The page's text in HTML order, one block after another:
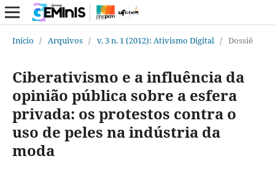
Início / Arquivos / v. 3 n. 1 (2012): Ativismo Digital / Dossiê
Ciberativismo e a influência da
opinião pública sobre a esfera
privada: os protestos contra o
uso de peles na indústria da
moda